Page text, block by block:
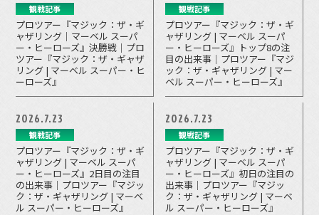
観戦記事
プロツアー『マジック：ザ・ギ
ャザリング｜マーベル スーパ
ー・ヒーローズ』決勝戦｜プロ
ツアー『マジック：ザ・ギャザ
リング | マーベル スーパー・ヒ
ーローズ』
観戦記事
プロツアー『マジック：ザ・ギ
ャザリング | マーベル スーパ
ー・ヒーローズ』トップ8の注
目の出来事｜プロツアー『マジ
ック：ザ・ギャザリング | マー
ベル スーパー・ヒーローズ』
2026.7.23
観戦記事
プロツアー『マジック：ザ・ギ
ャザリング | マーベル スーパ
ー・ヒーローズ』2日目の注目
の出来事｜プロツアー『マジッ
ク：ザ・ギャザリング | マーベ
ル スーパー・ヒーローズ』
2026.7.23
観戦記事
プロツアー『マジック：ザ・ギ
ャザリング | マーベル スーパ
ー・ヒーローズ』初日の注目の
出来事｜プロツアー『マジッ
ク：ザ・ギャザリング | マーベ
ル スーパー・ヒーローズ』